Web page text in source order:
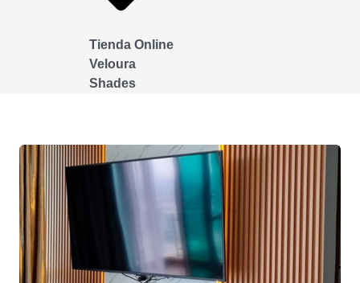
Tienda Online
Veloura
Shades